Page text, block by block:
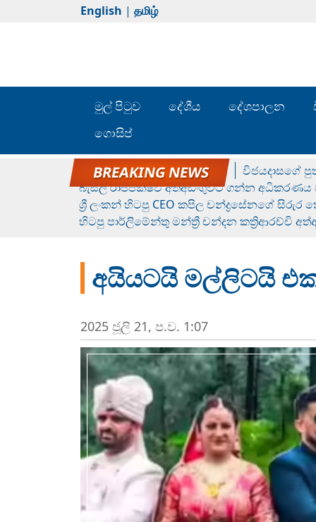
English | தமிழ்
මුල් පිටුව දේශීය දේශපාලන
ගොසිප්
රන් ගෙනා රුමේෂ්ගේ හෙල්ලය විජයදාසගේ
බැසිල් රාජපක්ෂව අත්අඩංගුවට ගන්න
ශ්‍රී ලංකන් හිටපු CEO කපිල චන්ද්‍රසේනගේ
හිටපු පාර්ලිමේන්තු මන්ත්‍රී චන්දන කත්‍රිආරච්චි
අයියටයි මල්ලිටයි
2025 ජූලි 21, ප.ව. 1:07